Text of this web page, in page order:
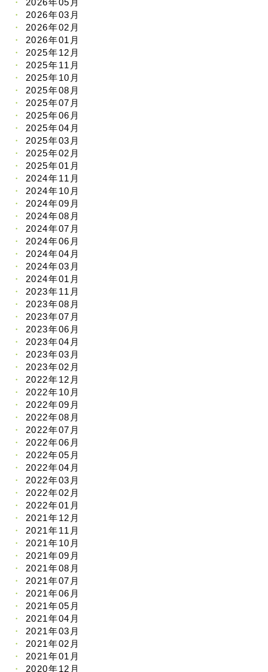
2026年03月
2026年02月
2026年01月
2025年12月
2025年11月
2025年10月
2025年08月
2025年07月
2025年06月
2025年04月
2025年03月
2025年02月
2025年01月
2024年11月
2024年10月
2024年09月
2024年08月
2024年07月
2024年06月
2024年04月
2024年03月
2024年01月
2023年11月
2023年08月
2023年07月
2023年06月
2023年04月
2023年03月
2023年02月
2022年12月
2022年10月
2022年09月
2022年08月
2022年07月
2022年06月
2022年05月
2022年04月
2022年03月
2022年02月
2022年01月
2021年12月
2021年11月
2021年10月
2021年09月
2021年08月
2021年07月
2021年06月
2021年05月
2021年04月
2021年03月
2021年02月
2021年01月
2020年12月